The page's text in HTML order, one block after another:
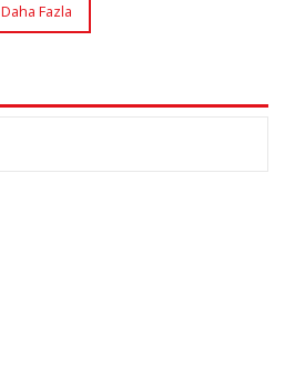
Daha Fazla